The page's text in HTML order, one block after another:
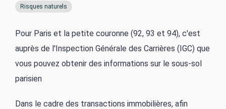
Risques naturels
Pour Paris et la petite couronne (92, 93 et 94), c'est
auprès de l'Inspection Générale des Carrières (IGC) que
vous pouvez obtenir des informations sur le sous-sol
parisien
Dans le cadre des transactions immobilières, afin